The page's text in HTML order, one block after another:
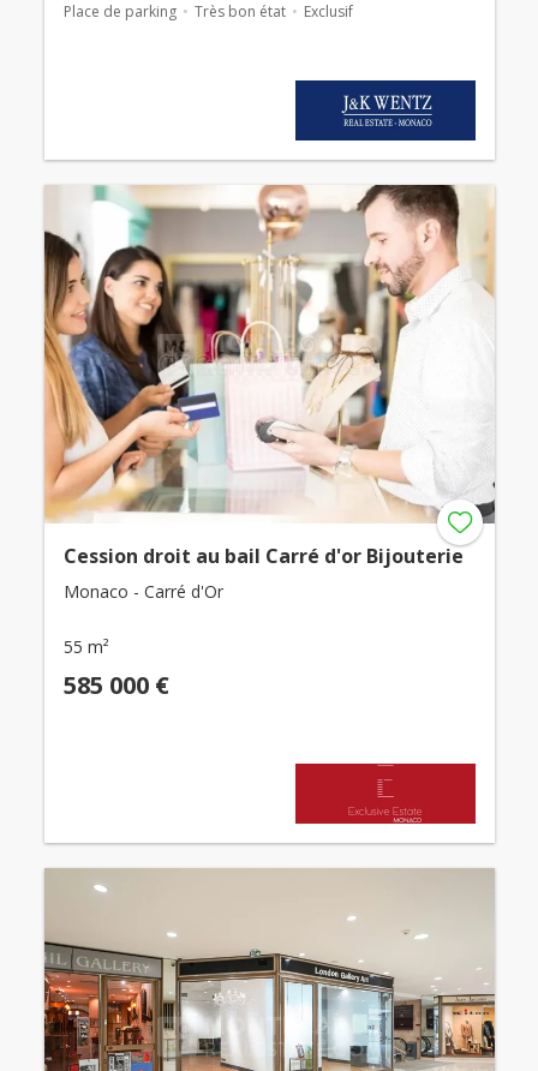
Place de parking Très bon état Exclusif
Cession droit au bail Carré d'or Bijouterie
Monaco - Carré d'Or
55 m²
585 000 €